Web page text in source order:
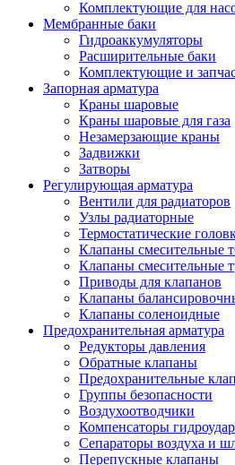
Комплектующие для
Мембранные баки
Гидроаккумуляторы
Расширительные баки
Комплектующие и
Запорная арматура
Краны шаровые
Краны шаровые для газа
Незамерзающие краны
Задвижки
Затворы
Регулирующая арматура
Вентили для радиаторов
Узлы радиаторные
Термостатические
Клапаны смесительные
Клапаны смесительные
Приводы для клапанов
Клапаны
Клапаны соленоидные
Предохранительная арматура
Редукторы давления
Обратные клапаны
Предохранительные
Группы безопасности
Воздухоотводчики
Компенсаторы
Сепараторы воздуха и
Перепускные клапаны